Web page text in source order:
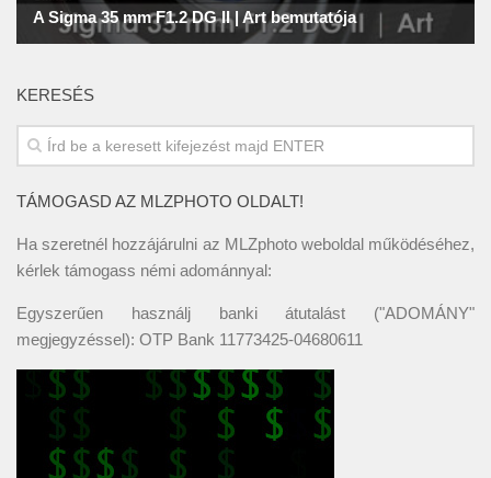
KERESÉS
TÁMOGASD AZ MLZPHOTO OLDALT!
Ha szeretnél hozzájárulni az MLZphoto weboldal működéséhez,
kérlek támogass némi adománnyal:
Egyszerűen használj banki átutalást ("ADOMÁNY"
megjegyzéssel): OTP Bank 11773425-04680611